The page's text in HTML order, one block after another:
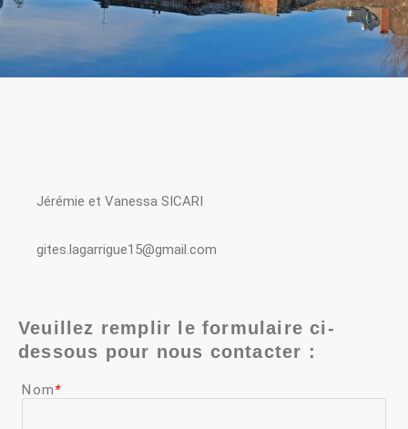
Jérémie et Vanessa SICARI
gites.lagarrigue15@gmail.com
Veuillez remplir le formulaire ci-
dessous pour nous contacter :
Nom*